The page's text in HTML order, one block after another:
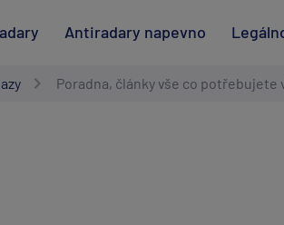
Antiradary napevno
Poradna, články vše co potřebujete